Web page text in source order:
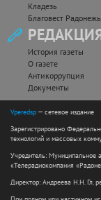
Кладезь
Благовест
История газеты
О газете
Антикоррупция
Документы
Vperedsp — сетевое издание
Зарегистрировано
технологий и массовых
Учредитель: Муниципальное
«Телерадиокомпания
Директор: Андреева Н.Н. Гл.